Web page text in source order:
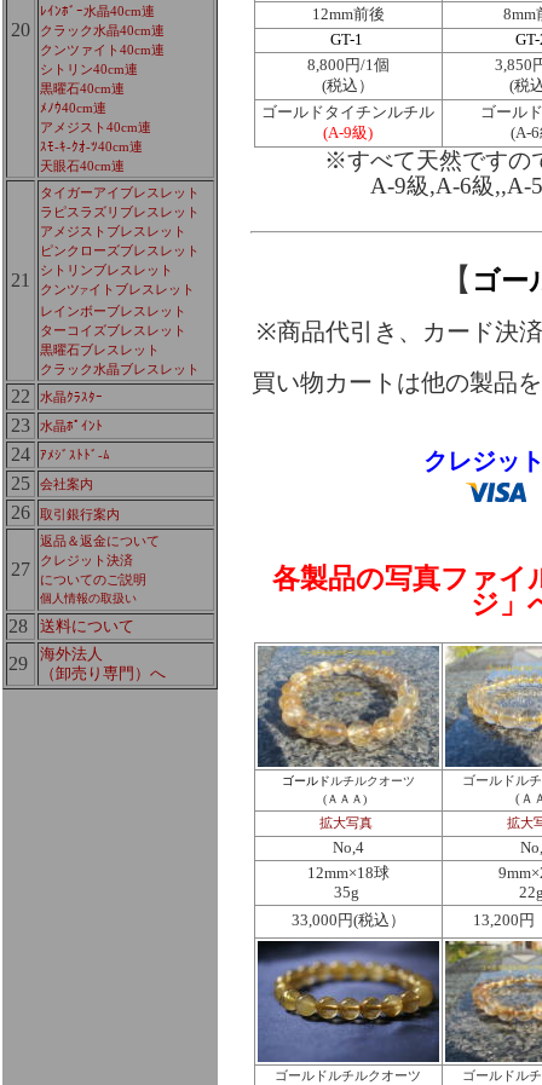
20
ﾚｲﾝﾎﾞｰ水晶40cm連
クラック水晶40cm連
クンツァイト40cm連
シトリン40cm連
黒曜石40cm連
ﾒﾉｳ40cm連
アメジスト40cm連
ｽﾓ-ｷ-ｸｵ-ﾂ40cm連
天眼石40cm連
21
タイガーアイブレスレット
ラピスラズリブレスレット
アメジストブレスレット
ピンクローズブレスレット
シトリンブレスレット
クンツアイトブレスレット
レインボーブレスレット
ターコイズブレスレット
黒曜石ブレスレット
クラック水晶ブレスレット
22 水晶ｸﾗｽﾀｰ
23 水晶ﾎﾟｲﾝﾄ
24 ｱﾒｼﾞｽﾄﾄﾞ-ﾑ
25 会社案内
26 取引銀行案内
27
返品＆返金について
クレジット決済
についてのご説明
個人情報の取扱い
28 送料について
29
海外法人
（卸売り専門）へ
12mm前後
8mm
GT-1
8,800円/1個
(税込）
3,850
(税
ゴールドタイチンルチル
(A-9級)
ゴール
(A-
※すべて天然ですの
A-9級,A-6級,,A-
【 ゴー
※商品代引き、カード決
買い物カートは他の製品
クレジッ
各製品の写真ファイ
ジ」
ゴールドルチルクオーツ
(ＡＡＡ)
ゴールドル
(Ａ
拡大写真
拡大
No,4
12mm×18球
35g
33,000円(税込）
13,200円
ゴールドルチルクオーツ
ゴールドル